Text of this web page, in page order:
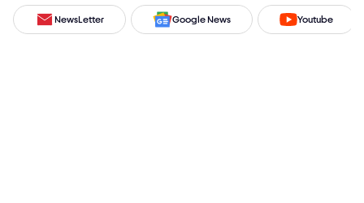
NewsLetter Google News Youtube